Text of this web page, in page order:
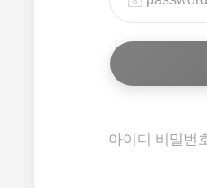
아이디 비밀번